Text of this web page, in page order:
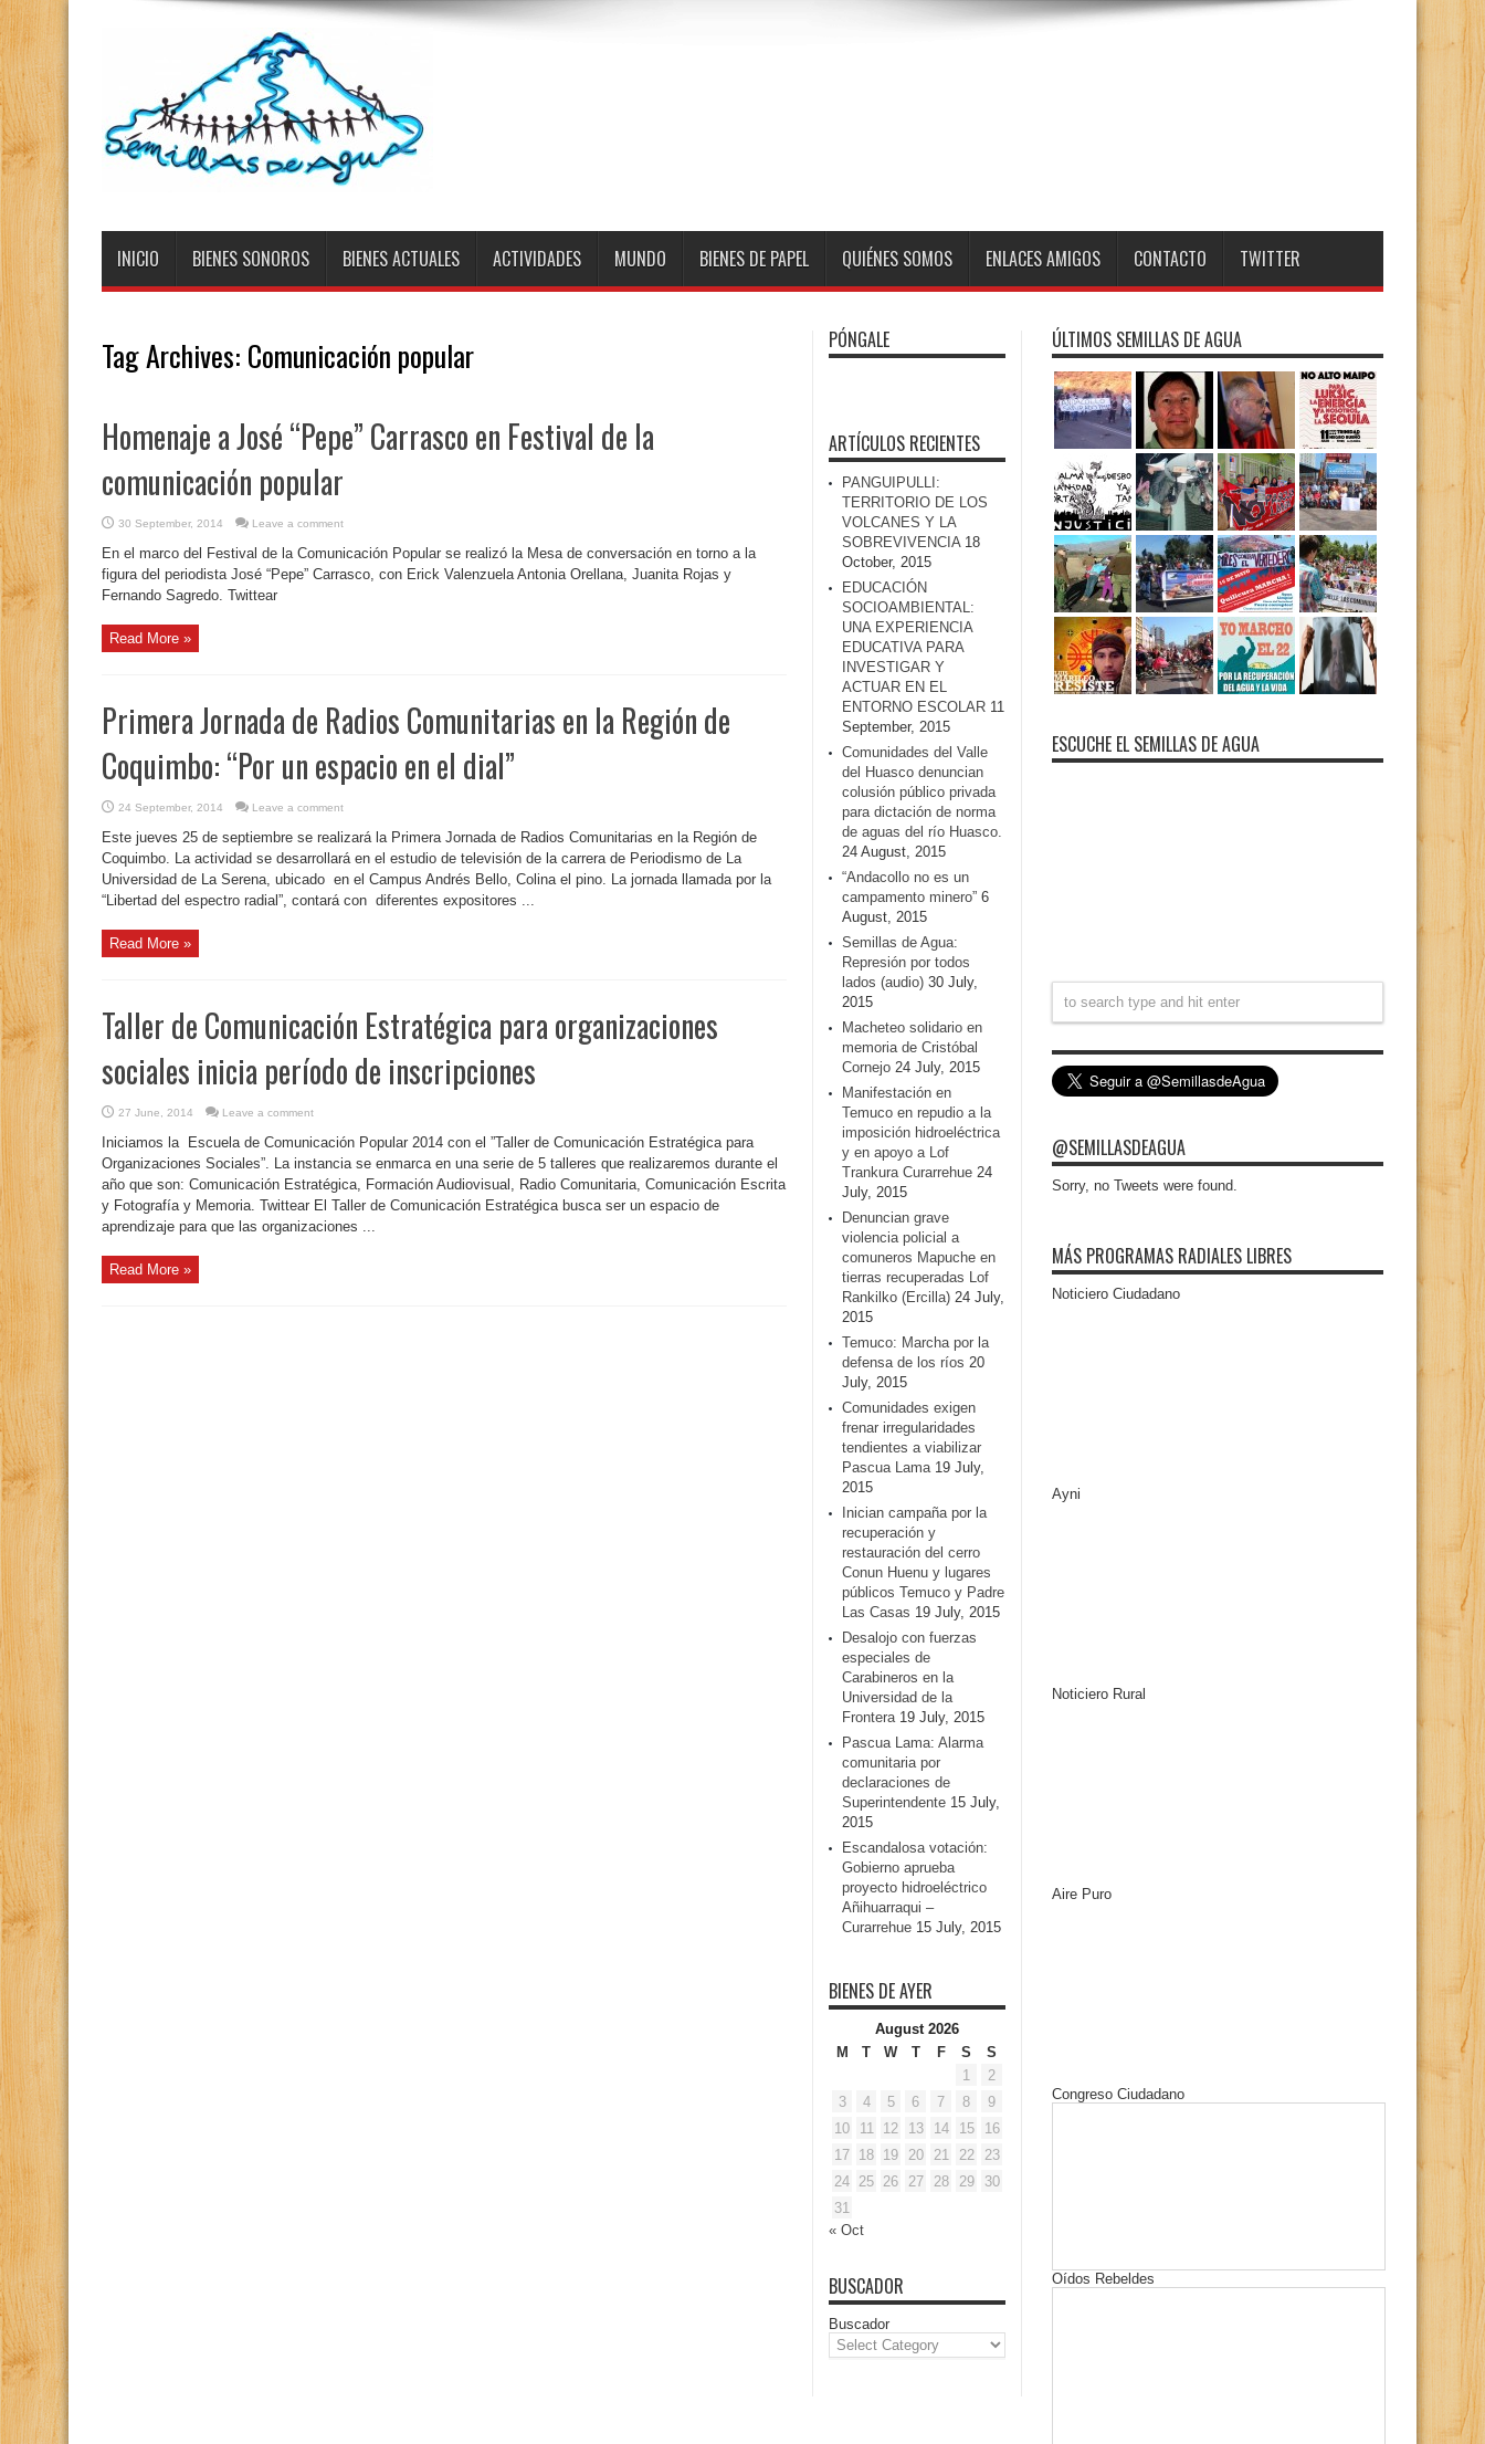
INICIO BIENES SONOROS BIENES ACTUALES ACTIVIDADES MUNDO BIENES DE PAPEL QUIÉNES SOMOS ENLACES AMIGOS CONTACTO TWITTER
Tag Archives: Comunicación popular
Homenaje a José “Pepe” Carrasco en Festival de la
comunicación popular
30 September, 2014 Leave a comment
En el marco del Festival de la Comunicación Popular se realizó la Mesa de conversación en torno a la
figura del periodista José “Pepe” Carrasco, con Erick Valenzuela Antonia Orellana, Juanita Rojas y
Fernando Sagredo. Twittear
Read More »
Primera Jornada de Radios Comunitarias en la Región de
Coquimbo: “Por un espacio en el dial”
24 September, 2014 Leave a comment
Este jueves 25 de septiembre se realizará la Primera Jornada de Radios Comunitarias en la Región de
Coquimbo. La actividad se desarrollará en el estudio de televisión de la carrera de Periodismo de La
Universidad de La Serena, ubicado en el Campus Andrés Bello, Colina el pino. La jornada llamada por la
“Libertad del espectro radial”, contará con diferentes expositores ...
Read More »
Taller de Comunicación Estratégica para organizaciones
sociales inicia período de inscripciones
27 June, 2014 Leave a comment
Iniciamos la Escuela de Comunicación Popular 2014 con el ”Taller de Comunicación Estratégica para
Organizaciones Sociales”. La instancia se enmarca en una serie de 5 talleres que realizaremos durante el
año que son: Comunicación Estratégica, Formación Audiovisual, Radio Comunitaria, Comunicación Escrita
y Fotografía y Memoria. Twittear El Taller de Comunicación Estratégica busca ser un espacio de
aprendizaje para que las organizaciones ...
Read More »
PÓNGALE
ARTÍCULOS RECIENTES
PANGUIPULLI:
TERRITORIO DE LOS
VOLCANES Y LA
SOBREVIVENCIA 18
October, 2015
EDUCACIÓN
SOCIOAMBIENTAL:
UNA EXPERIENCIA
EDUCATIVA PARA
INVESTIGAR Y
ACTUAR EN EL
ENTORNO ESCOLAR 11
September, 2015
Comunidades del Valle
del Huasco denuncian
colusión público privada
para dictación de norma
de aguas del río Huasco.
24 August, 2015
“Andacollo no es un
campamento minero” 6
August, 2015
Semillas de Agua:
Represión por todos
lados (audio) 30 July,
2015
Macheteo solidario en
memoria de Cristóbal
Cornejo 24 July, 2015
Manifestación en
Temuco en repudio a la
imposición hidroeléctrica
y en apoyo a Lof
Trankura Curarrehue 24
July, 2015
Denuncian grave
violencia policial a
comuneros Mapuche en
tierras recuperadas Lof
Rankilko (Ercilla) 24 July,
2015
Temuco: Marcha por la
defensa de los ríos 20
July, 2015
Comunidades exigen
frenar irregularidades
tendientes a viabilizar
Pascua Lama 19 July,
2015
Inician campaña por la
recuperación y
restauración del cerro
Conun Huenu y lugares
públicos Temuco y Padre
Las Casas 19 July, 2015
Desalojo con fuerzas
especiales de
Carabineros en la
Universidad de la
Frontera 19 July, 2015
Pascua Lama: Alarma
comunitaria por
declaraciones de
Superintendente 15 July,
2015
Escandalosa votación:
Gobierno aprueba
proyecto hidroeléctrico
Añihuarraqui –
Curarrehue 15 July, 2015
BIENES DE AYER
August 2026
M
T W T F S
S
1
2
3
4 5 6 7 8
9
10
11 12 13 14 15
16
17 18 19 20 21 22
23
24 25 26 27 28 29
30
31
« Oct
BUSCADOR
Buscador
ÚLTIMOS SEMILLAS DE AGUA
ESCUCHE EL SEMILLAS DE AGUA
@SEMILLASDEAGUA
Sorry, no Tweets were found.
MÁS PROGRAMAS RADIALES LIBRES
Noticiero Ciudadano
Ayni
Noticiero Rural
Aire Puro
Congreso Ciudadano
Oídos Rebeldes